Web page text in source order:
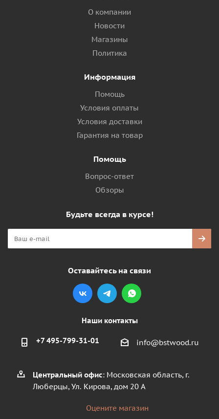
О компании
Новости
Магазины
Политика
Информация
Помощь
Условия оплаты
Условия доставки
Гарантия на товар
Помощь
Вопрос-ответ
Обзоры
Будьте всегда в курсе!
Оставайтесь на связи
Наши контакты
+7 495-799-31-01 info@bstwood.ru
Центральный офис: Московская область, г.
Люберцы, Ул. Кирова, дом 20 А
Оцените магазин